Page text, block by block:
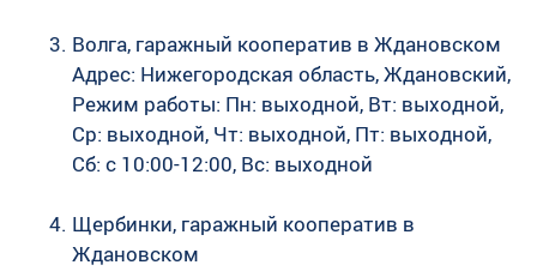
Волга, гаражный кооператив в Ждановском
Адрес: Нижегородская область, Ждановский,
Режим работы: Пн: выходной, Вт: выходной,
Ср: выходной, Чт: выходной, Пт: выходной,
Сб: c 10:00-12:00, Вс: выходной
Щербинки, гаражный кооператив в
Ждановском